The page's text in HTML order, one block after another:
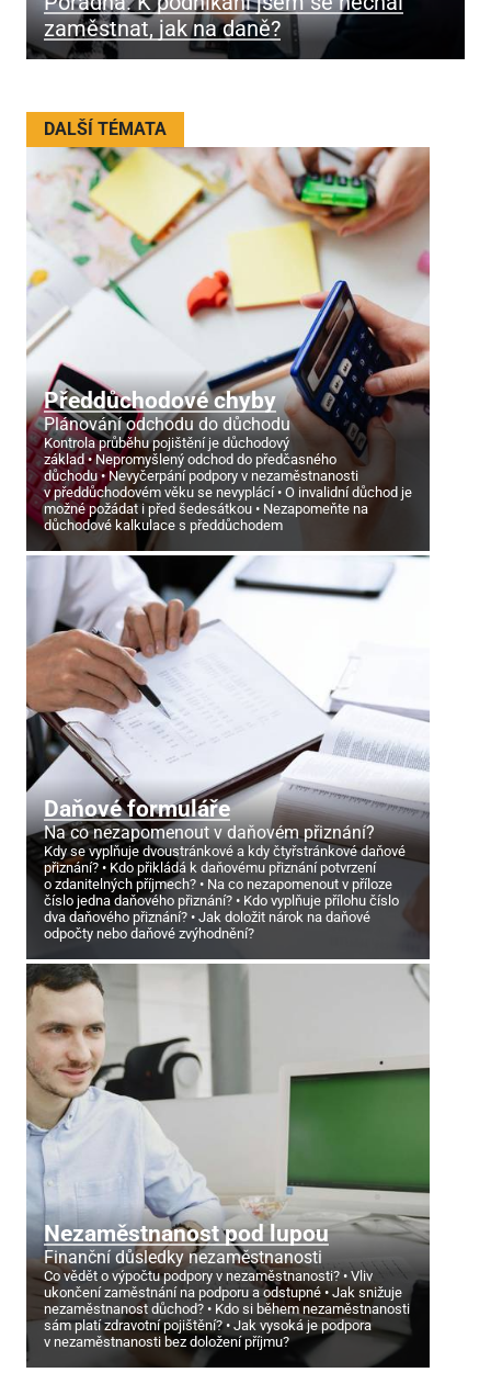
zaměstnat, jak na daně?
DALŠÍ TÉMATA
Předdůchodové chyby
Plánování odchodu do důchodu
Kontrola průběhu pojištění je důchodový
základ
Nepromyšlený odchod do předčasného
důchodu
Nevyčerpání podpory v nezaměstnanosti
v předdůchodovém věku se nevyplácí
O invalidní důchod je
možné požádat i před šedesátkou
Nezapomeňte na
důchodové kalkulace s předdůchodem
Daňové formuláře
Na co nezapomenout v daňovém přiznání?
Kdy se vyplňuje dvoustránkové a kdy čtyřstránkové daňové
přiznání?
Kdo přikládá k daňovému přiznání potvrzení
o zdanitelných příjmech?
Na co nezapomenout v příloze
číslo jedna daňového přiznání?
Kdo vyplňuje přílohu číslo
dva daňového přiznání?
Jak doložit nárok na daňové
odpočty nebo daňové zvýhodnění?
Nezaměstnanost pod lupou
Finanční důsledky nezaměstnanosti
Co vědět o výpočtu podpory v nezaměstnanosti?
Vliv
ukončení zaměstnání na podporu a odstupné
Jak snižuje
nezaměstnanost důchod?
Kdo si během nezaměstnanosti
sám platí zdravotní pojištění?
Jak vysoká je podpora
v nezaměstnanosti bez doložení příjmu?